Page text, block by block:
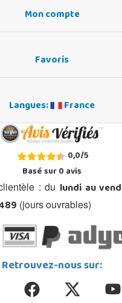
Mon compte
Favoris
Langues: France
0,0/5
Basé sur0avis
: du lundi au
(jours ouvrables)
Retrouvez-nous sur: